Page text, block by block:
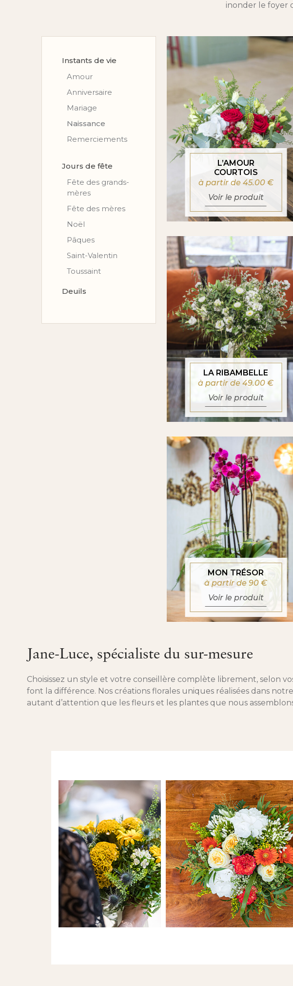
inonder le foyer
Instants de vie
Amour
Anniversaire
Mariage
Naissance
Remerciements
Jours de fête
Fête des grands-
mères
Fête des mères
Noël
Pâques
Saint-Valentin
Toussaint
Deuils
L’AMOUR
COURTOIS
à partir de 45.00 €
Voir le produit
LA RIBAMBELLE
à partir de 49.00€
Voir le produit
MON TRÉSOR
à partir de 90€
Voir le produit
Jane-Luce, spécialiste du sur-mesure
Choisissez un style et votre conseillère complète librement, selon
font la différence. Nos créations florales uniques réalisées dans
autant d’attention que les fleurs et les plantes que nous